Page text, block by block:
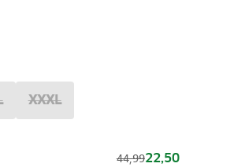
XXXL
44,9922,50